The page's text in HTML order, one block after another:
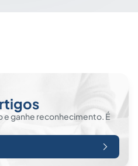
ganhe reconhecimento. É